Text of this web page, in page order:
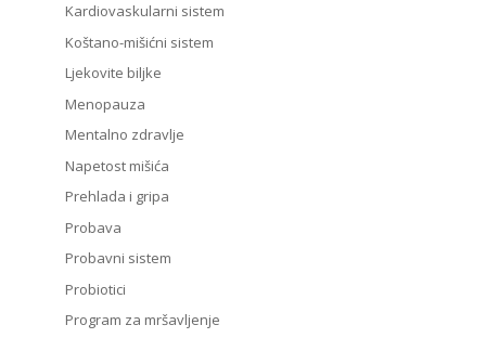
Kardiovaskularni sistem
Koštano-mišićni sistem
Ljekovite biljke
Menopauza
Mentalno zdravlje
Napetost mišića
Prehlada i gripa
Probava
Probavni sistem
Probiotici
Program za mršavljenje